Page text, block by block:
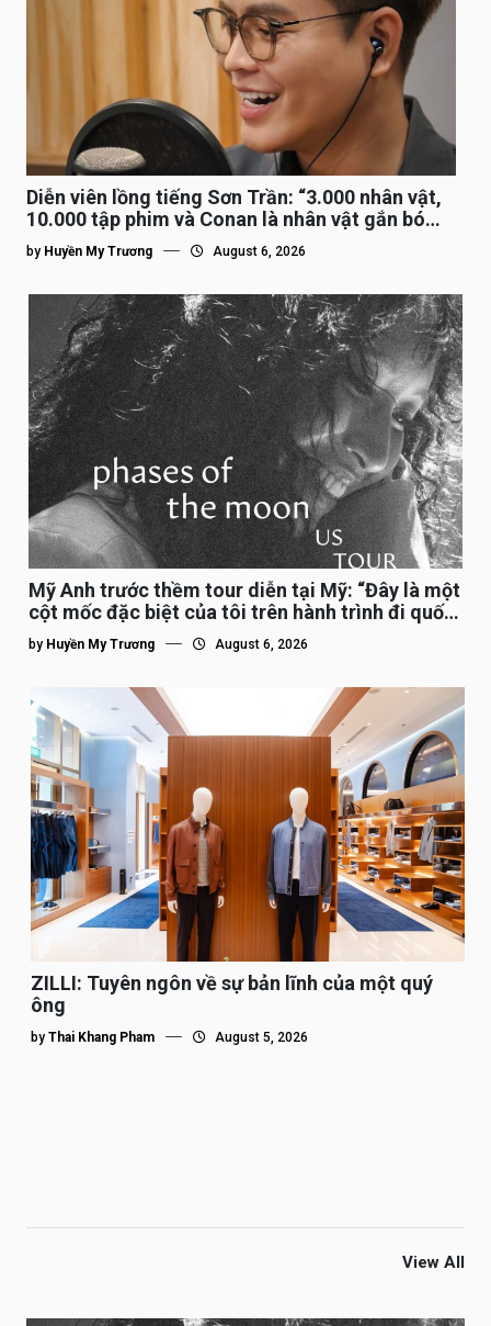
Diễn viên lồng tiếng Sơn Trần: “3.000 nhân vật,
10.000 tập phim và Conan là nhân vật gắn bó
lâu nhất”
by Huyền My Trương August 6, 2026
Mỹ Anh trước thềm tour diễn tại Mỹ: “Đây là một
cột mốc đặc biệt của tôi trên hành trình đi quốc
tế”
by Huyền My Trương August 6, 2026
ZILLI: Tuyên ngôn về sự bản lĩnh của một quý
ông
by Thai Khang Pham August 5, 2026
View All